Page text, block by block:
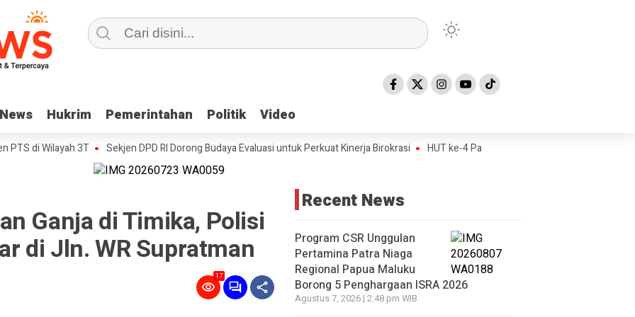
News Hukrim Pemerintahan Politik Video
News Hukrim Pemerintahan Politik Video
di Wilayah 3T Sekjen DPD RI Dorong Budaya Evaluasi untuk Perkuat Kinerja Birokrasi HUT ke-4 Papua Tengah Jadi Titik Awal Program
Ganja di Timika, Polisi
di Jln. WR Supratman
17
Recent News
Program CSR Unggulan
Pertamina Patra Niaga
Regional Papua Maluku
Borong 5 Penghargaan ISRA 2026
Agustus 7, 2026 | 2:48 pm WIB